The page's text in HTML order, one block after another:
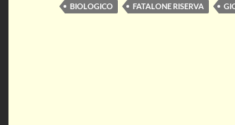
BIOLOGICO FATALONE RISERVA